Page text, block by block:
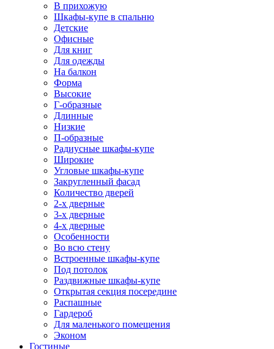
В прихожую
Шкафы-купе в спальню
Детские
Офисные
Для книг
Для одежды
На балкон
Форма
Высокие
Г-образные
Длинные
Низкие
П-образные
Радиусные шкафы-купе
Широкие
Угловые шкафы-купе
Закругленный фасад
Количество дверей
2-х дверные
3-х дверные
4-х дверные
Особенности
Во всю стену
Встроенные шкафы-купе
Под потолок
Раздвижные шкафы-купе
Открытая секция посередине
Распашные
Гардероб
Для маленького помещения
Эконом
Гостиные